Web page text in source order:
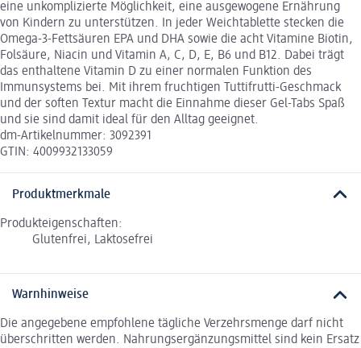
eine unkomplizierte Möglichkeit, eine ausgewogene Ernährung
von Kindern zu unterstützen. In jeder Weichtablette stecken die
Omega-3-Fettsäuren EPA und DHA sowie die acht Vitamine Biotin,
Folsäure, Niacin und Vitamin A, C, D, E, B6 und B12. Dabei trägt
das enthaltene Vitamin D zu einer normalen Funktion des
Immunsystems bei. Mit ihrem fruchtigen Tuttifrutti-Geschmack
und der soften Textur macht die Einnahme dieser Gel-Tabs Spaß
und sie sind damit ideal für den Alltag geeignet.
dm-Artikelnummer: 3092391
GTIN: 4009932133059
Produktmerkmale
Produkteigenschaften:
Glutenfrei, Laktosefrei
Warnhinweise
Die angegebene empfohlene tägliche Verzehrsmenge darf nicht
überschritten werden. Nahrungsergänzungsmittel sind kein Ersatz